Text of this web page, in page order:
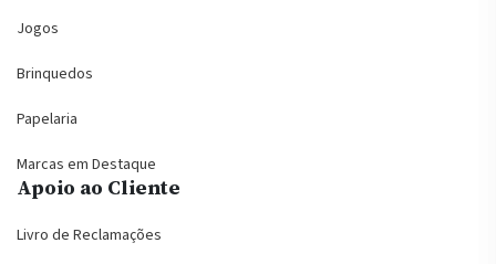
Jogos
Brinquedos
Papelaria
Marcas em Destaque
Apoio ao Cliente
Livro de Reclamações